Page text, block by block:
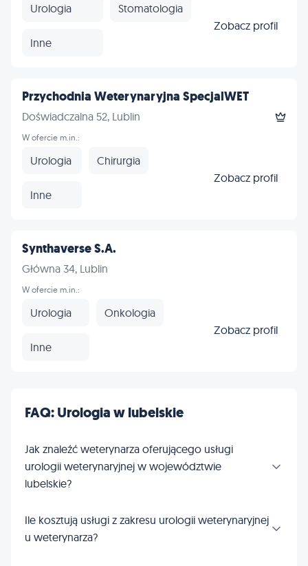
Urologia Stomatologia
Inne
Zobacz profil
Przychodnia Weterynaryjna SpecjalWET
Doświadczalna 52, Lublin
W ofercie m.in.:
Urologia Chirurgia
Inne
Zobacz profil
Synthaverse S.A.
Główna 34, Lublin
W ofercie m.in.:
Urologia Onkologia
Inne
Zobacz profil
FAQ: Urologia w lubelskie
Jak znaleźć weterynarza oferującego usługi
urologii weterynaryjnej w województwie
lubelskie?
Ile kosztują usługi z zakresu urologii weterynaryjnej
u weterynarza?